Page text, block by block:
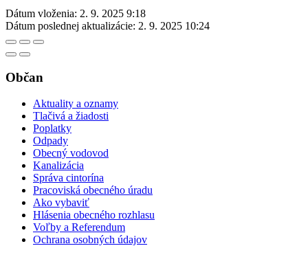
Dátum vloženia: 2. 9. 2025 9:18
Dátum poslednej aktualizácie: 2. 9. 2025 10:24
Občan
Aktuality a oznamy
Tlačivá a žiadosti
Poplatky
Odpady
Obecný vodovod
Kanalizácia
Správa cintorína
Pracoviská obecného úradu
Ako vybaviť
Hlásenia obecného rozhlasu
Voľby a Referendum
Ochrana osobných údajov